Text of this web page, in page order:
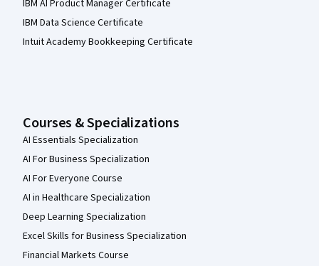
IBM AI Product Manager Certificate
IBM Data Science Certificate
Intuit Academy Bookkeeping Certificate
Courses & Specializations
AI Essentials Specialization
AI For Business Specialization
AI For Everyone Course
AI in Healthcare Specialization
Deep Learning Specialization
Excel Skills for Business Specialization
Financial Markets Course